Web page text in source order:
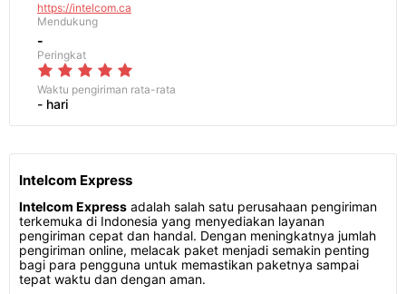
https://intelcom.ca
Mendukung
-
Peringkat
Waktu pengiriman rata-rata
- hari
Intelcom Express
Intelcom Express adalah salah satu perusahaan pengiriman
terkemuka di Indonesia yang menyediakan layanan
pengiriman cepat dan handal. Dengan meningkatnya jumlah
pengiriman online, melacak paket menjadi semakin penting
bagi para pengguna untuk memastikan paketnya sampai
tepat waktu dan dengan aman.